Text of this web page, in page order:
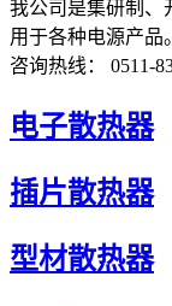
我公司是集研制、
用于各种电源产品。
咨询热线： 0511-
电子散热器
插片散热器
型材散热器